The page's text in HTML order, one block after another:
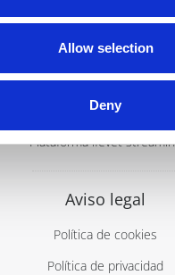
Allow selection
Deny
Fórmate con
El proyecto
Postgrados Veterinarios
Cursos ATV
Plataforma ifevet
Aviso legal
Política de cookies
Política de privacidad